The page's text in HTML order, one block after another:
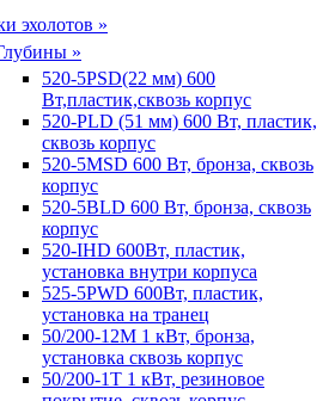
эхолотов »
»
520-5PSD(22 мм) 600
Вт,пластик,сквозь корпус
520-PLD (51 мм) 600 Вт, пластик,
сквозь корпус
520-5MSD 600 Вт, бронза, сквозь
корпус
520-5BLD 600 Вт, бронза, сквозь
корпус
520-IHD 600Вт, пластик,
установка внутри корпуса
525-5PWD 600Вт, пластик,
установка на транец
50/200-12M 1 кВт, бронза,
установка сквозь корпус
50/200-1T 1 кВт, резиновое